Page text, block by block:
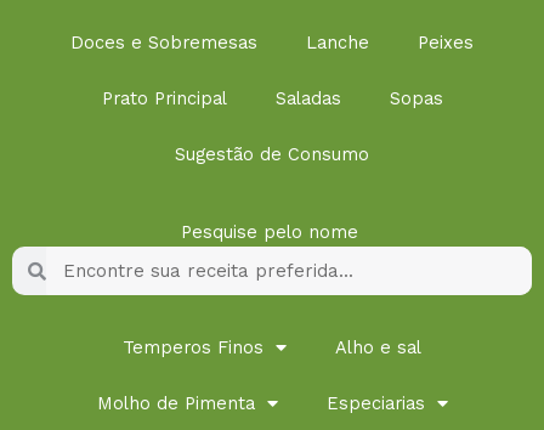
Doces e Sobremesas Lanche Peixes
Prato Principal Saladas Sopas
Sugestão de Consumo
Pesquise pelo nome
Pesquisar
Temperos Finos Alho e sal
Molho de Pimenta Especiarias